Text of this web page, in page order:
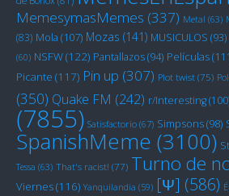
MemesymasMemes (337) Metal (63)
(83) Mola (107) Mozas (141) MUSICULOS (93)
(60) NSFW(122) Pantallazos(94) Películas
Picante (117) Pin up (307) Plot twist (75)
(350) Quake FM (242) r/Interesting
(7855) Satisfactorio (67) Simpsons(98)
SpanishMeme (3100)
Tessa (63) That's racist! (77) Turno de
Viernes(116) Yanquilandia (59) [Ψ] (586)